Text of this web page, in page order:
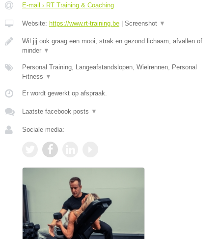
E-mail › RT Training & Coaching
Website: https://www.rt-training.be Screenshot ▼
Wil jij ook graag een mooi, strak en gezond lichaam, afvallen of
minder ▼
Personal Training, Langeafstandslopen, Wielrennen, Personal
Fitness ▼
Er wordt gewerkt op afspraak.
Laatste facebook posts ▼
Sociale media: